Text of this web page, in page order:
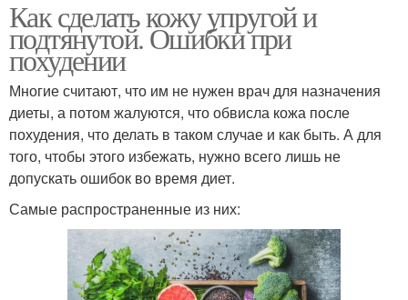
Как сделать кожу упругой и
подтянутой. Ошибки при
похудении
Многие считают, что им не нужен врач для назначения
диеты, а потом жалуются, что обвисла кожа после
похудения, что делать в таком случае и как быть. А для
того, чтобы этого избежать, нужно всего лишь не
допускать ошибок во время диет.
Самые распространенные из них: